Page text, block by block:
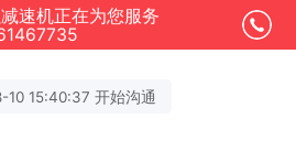
速机正在为您服务
10 15:40:37 开始沟通